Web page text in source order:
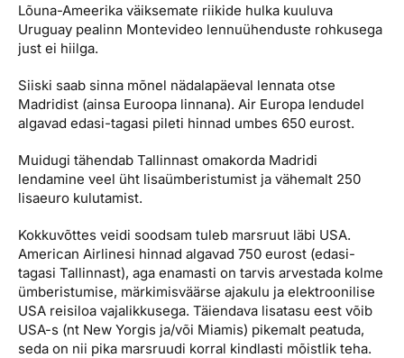
Lõuna-Ameerika väiksemate riikide hulka kuuluva
Uruguay pealinn Montevideo lennuühenduste rohkusega
just ei hiilga.
Siiski saab sinna mõnel nädalapäeval lennata otse
Madridist (ainsa Euroopa linnana). Air Europa lendudel
algavad edasi-tagasi pileti hinnad umbes 650 eurost.
Muidugi tähendab Tallinnast omakorda Madridi
lendamine veel üht lisaümberistumist ja vähemalt 250
lisaeuro kulutamist.
Kokkuvõttes veidi soodsam tuleb marsruut läbi USA.
American Airlinesi hinnad algavad 750 eurost (edasi-
tagasi Tallinnast), aga enamasti on tarvis arvestada kolme
ümberistumise, märkimisväärse ajakulu ja elektroonilise
USA reisiloa vajalikkusega. Täiendava lisatasu eest võib
USA-s (nt New Yorgis ja/või Miamis) pikemalt peatuda,
seda on nii pika marsruudi korral kindlasti mõistlik teha.